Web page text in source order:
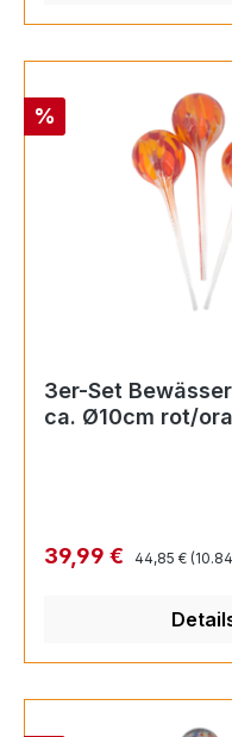
Rabatt
%
3er-Set
ca. Ø10cm rot/
Verkaufspreis:
39,99 € Regulärer
44,85 €